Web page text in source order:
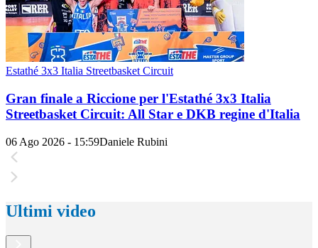
Estathé 3x3 Italia Streetbasket Circuit
Gran finale a Riccione per l'Estathé 3x3 Italia
Streetbasket Circuit: All Star e DKB regine d'Italia
06 Ago 2026 - 15:59Daniele Rubini
Ultimi video